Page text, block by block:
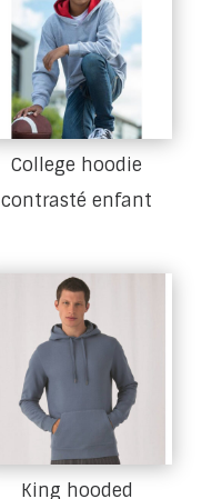
College hoodie
contrasté enfant
King hooded